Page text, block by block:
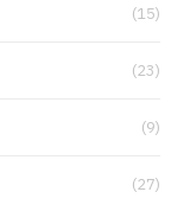
(15)
(23)
(9)
(27)